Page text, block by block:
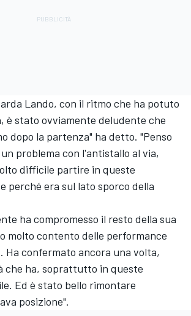
Lando, con il ritmo che ha potuto
è stato ovviamente deludente che
dopo la partenza" ha detto. "Penso
problema con l'antistallo al via,
difficile partire in queste
perché era sul lato sporco della
ha compromesso il resto della sua
molto contento delle performance
Ha confermato ancora una volta,
che ha, soprattutto in queste
Ed è stato bello rimontare
posizione".